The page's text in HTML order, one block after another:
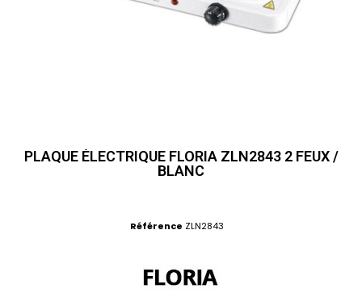
PLAQUE ÉLECTRIQUE FLORIA ZLN2843 2 FEUX /
BLANC
Référence ZLN2843